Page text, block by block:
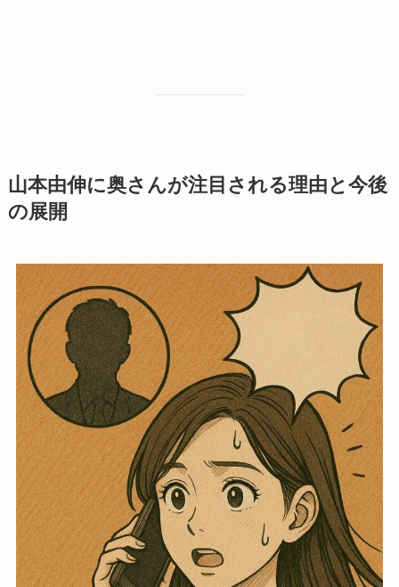
山本由伸に奥さんが注目される理由と今後
の展開